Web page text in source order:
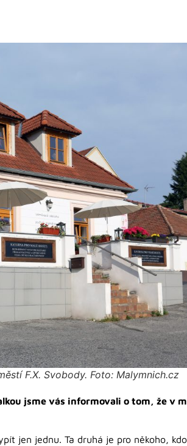
F.X. Svobody. Foto: Malymnich.cz
jsme vás informovali o tom, že v
jen jednu. Ta druhá je pro někoho,